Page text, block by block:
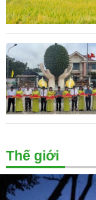
Thế giới